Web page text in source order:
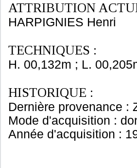
ATTRIBUTION
HARPIGNIES Henri
TECHNIQUES :
H. 00,132m ; L.
HISTORIQUE :
Dernière provenance :
Mode d'acquisition :
Année d'acquisition :